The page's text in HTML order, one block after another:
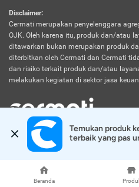
Beranda
Disclaimer:
Cermati merupakan penyelenggara
OJK. Oleh karena itu, produk dan/atau
ditawarkan bukan merupakan produk
diterbitkan oleh Cermati dan Cermati
dan risiko terkait produk dan/atau
melakukan kegiatan di sektor jasa
© 2026 Cermati. All Rights Reserved.
Temukan produk
terbaik yang pas